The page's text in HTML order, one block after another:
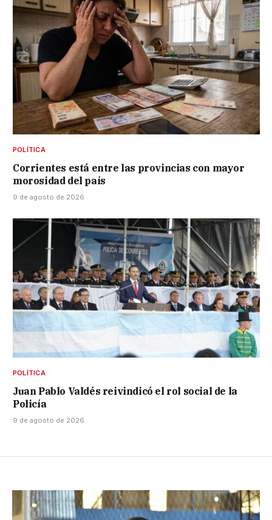
POLÍTICA
Corrientes está entre las provincias con mayor
morosidad del país
9 de agosto de 2026
POLÍTICA
Juan Pablo Valdés reivindicó el rol social de la
Policía
9 de agosto de 2026